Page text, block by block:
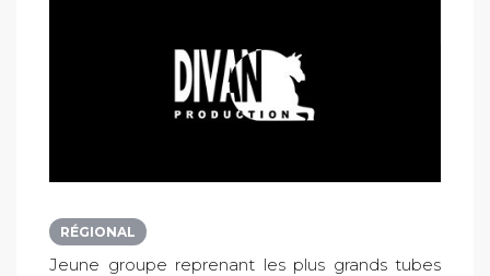
RÉGIONAL
Jeune groupe reprenant les plus grands tubes